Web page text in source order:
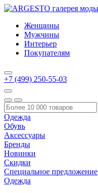
Женщины
Мужчины
Интерьер
Покупателям
+7 (499) 250-55-03
Одежда
Обувь
Аксессуары
Бренды
Новинки
Скидки
Специальное предложение
Одежда